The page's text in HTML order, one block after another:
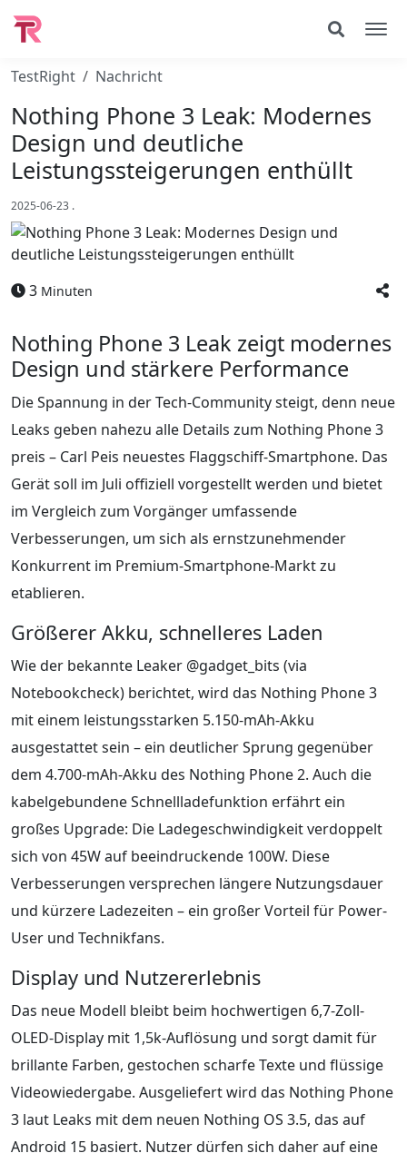
TestRight Nachricht
Nothing Phone 3 Leak: Modernes
Design und deutliche
Leistungssteigerungen enthüllt
2025-06-23 .
3 Minuten
Nothing Phone 3 Leak zeigt modernes
Design und stärkere Performance
Die Spannung in der Tech-Community steigt, denn neue
Leaks geben nahezu alle Details zum Nothing Phone 3
preis – Carl Peis neuestes Flaggschiff-Smartphone. Das
Gerät soll im Juli offiziell vorgestellt werden und bietet
im Vergleich zum Vorgänger umfassende
Verbesserungen, um sich als ernstzunehmender
Konkurrent im Premium-Smartphone-Markt zu
etablieren.
Größerer Akku, schnelleres Laden
Wie der bekannte Leaker @gadget_bits (via
Notebookcheck) berichtet, wird das Nothing Phone 3
mit einem leistungsstarken 5.150-mAh-Akku
ausgestattet sein – ein deutlicher Sprung gegenüber
dem 4.700-mAh-Akku des Nothing Phone 2. Auch die
kabelgebundene Schnellladefunktion erfährt ein
großes Upgrade: Die Ladegeschwindigkeit verdoppelt
sich von 45W auf beeindruckende 100W. Diese
Verbesserungen versprechen längere Nutzungsdauer
und kürzere Ladezeiten – ein großer Vorteil für Power-
User und Technikfans.
Display und Nutzererlebnis
Das neue Modell bleibt beim hochwertigen 6,7-Zoll-
OLED-Display mit 1,5k-Auflösung und sorgt damit für
brillante Farben, gestochen scharfe Texte und flüssige
Videowiedergabe. Ausgeliefert wird das Nothing Phone
3 laut Leaks mit dem neuen Nothing OS 3.5, das auf
Android 15 basiert. Nutzer dürfen sich daher auf eine